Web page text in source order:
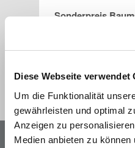
Diese Webseite verwendet
Um die Funktionalität
gewährleisten und optimal
Anzeigen zu
Medien anbieten zu
Sonderpreis
Newsletter